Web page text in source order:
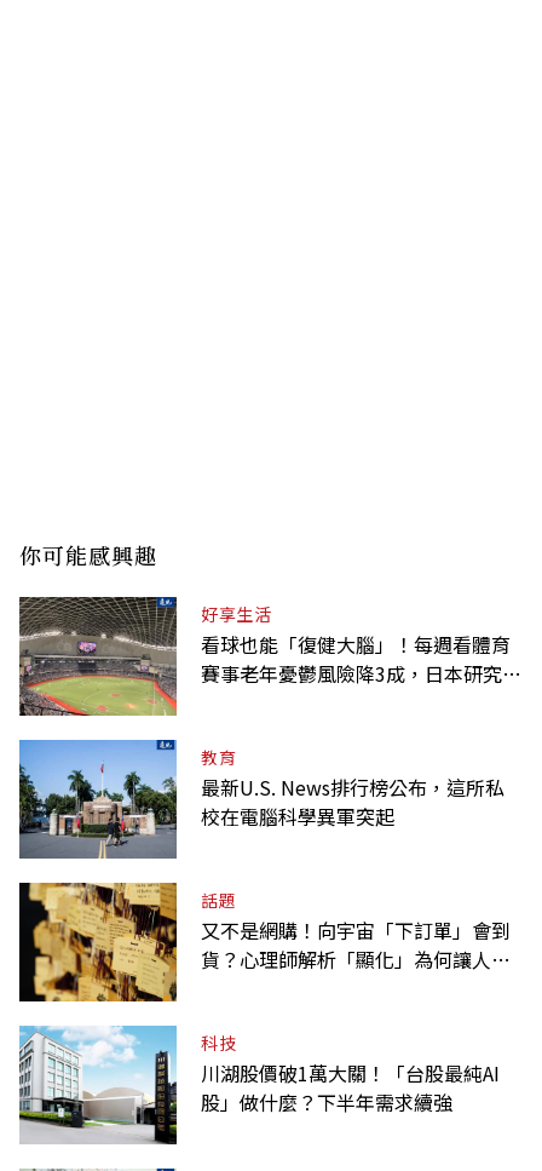
你可能感興趣
好享生活
看球也能「復健大腦」！每週看體育
賽事老年憂鬱風險降3成，日本研究：
教育
最新U.S. News排行榜公布，這所私
校在電腦科學異軍突起
話題
又不是網購！向宇宙「下訂單」會到
貨？心理師解析「顯化」為何讓人無
科技
川湖股價破1萬大關！「台股最純AI
股」做什麼？下半年需求續強